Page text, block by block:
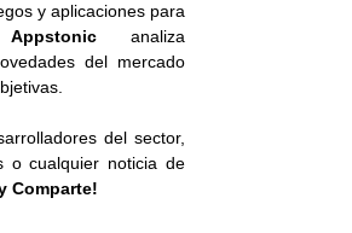
y aplicaciones para
Appstonic analiza
del mercado
del sector,
o cualquier noticia de
Comparte!